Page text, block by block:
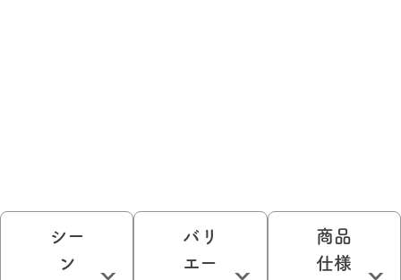
シー
ン
バリ
エー
商品
仕様